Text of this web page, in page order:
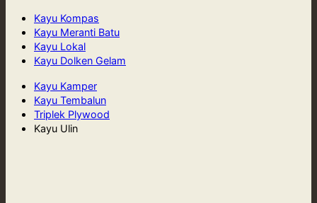
Kayu Kompas
Kayu Meranti Batu
Kayu Lokal
Kayu Dolken Gelam
Kayu Kamper
Kayu Tembalun
Triplek Plywood
Kayu Ulin